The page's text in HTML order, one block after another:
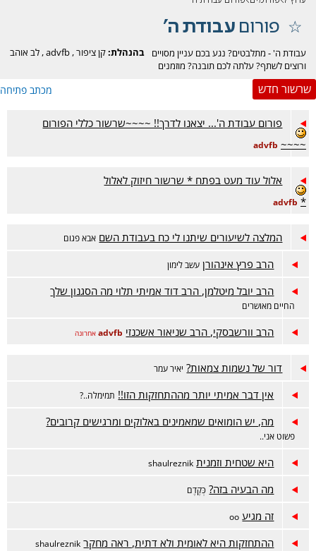
פורוםעבודת ה'
בהנהלת:קן ציפור,
advfb
,לב אוהב
עבודת ה' - מתלבטים? נגע בכם עניין מסויים
ורוצים לשתף? עלתה לכם תובנה? מוזמנים
בכיף :)
מכתב פתיחה שרשור חדש
פורום עבודת ה'... יצאנו לדרך!! ~~~~שרשור כללי הפורום
~~~~
advfb
אלול עוד מעט בפתח * שרשור חיזוק לאלול
*
advfb
המלצה לשיעורים שיתנו לי כח בעבודת השם אבא פגום
הרב פרץ אינהורן עשב לימון
הרב יובל מיטלמן, הרב דוד אמיתי תלוי מה הסגנון שלך
החיים מאושרים
הרב וורשבסקי, הרב שניאור אשכנזי advfb אחרונה
דור של נשמות צמאות? יאיר עמר
אין דבר אמיתי יותר מההתחזקות הזו!! תמימלה..?
מה, יש הומואים שמאמינים באלוקים ומרגישים קרובים?
פשוט אני..
היא שטחית וזמנית shaulreznik
מה הבעיה בזה? כְּקֶדֶם
זה מגיע oo
ההתחזקות היא לאומית ולא דתית, ראה מחקר shaulreznik